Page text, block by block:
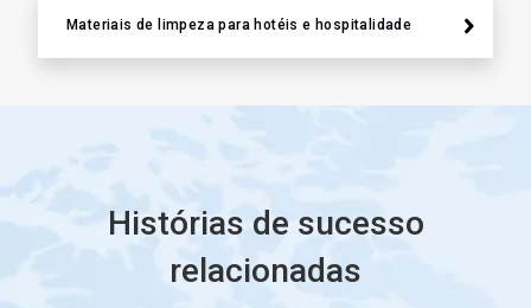
Materiais de limpeza para hotéis e hospitalidade
Histórias de sucesso
relacionadas